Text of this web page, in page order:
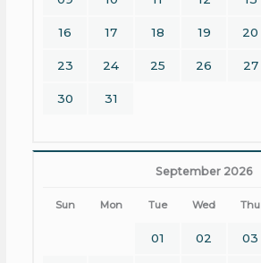
16 17 18 19 20
23 24 25 26 27
30 31
September 2026
Sun Mon Tue Wed Thu
01 02 03